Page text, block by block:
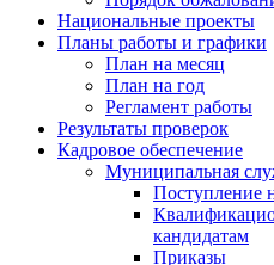
Национальные проекты
Планы работы и графики
План на месяц
План на год
Регламент работы
Результаты проверок
Кадровое обеспечение
Муниципальная
Поступление
кандидатам
Приказы